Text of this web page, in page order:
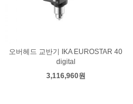
오버헤드 교반기 IKA EUROSTAR 40
digital
3,116,960원